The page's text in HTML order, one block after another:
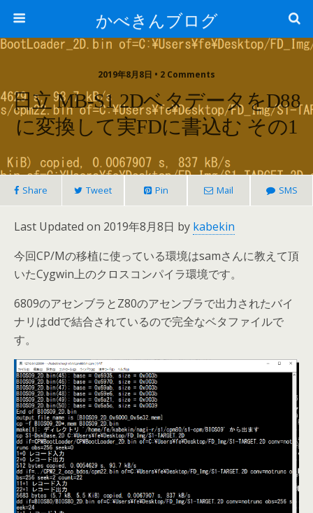
かべきんブログ
2019年8月8日 • 2 Comments
日立 MB-S1 2DベタデータをD88
に変換して実FDに書込む その1
Share Tweet Pin Mail SMS
Last Updated on 2019年8月8日 by kabekin
今回CP/Mの移植に使っている環境はsamさんに教えて頂
いたCygwin上のクロスコンパイラ環境です。
6809のアセンブラとZ80のアセンブラで出力されたバイ
ナリはddで結合されているので完全なベタファイルで
す。